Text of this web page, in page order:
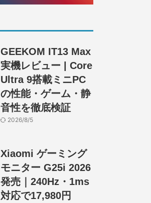
GEEKOM IT13 Max
実機レビュー | Core
Ultra 9搭載ミニPC
の性能・ゲーム・静
音性を徹底検証
2026/8/5
Xiaomi ゲーミング
モニター G25i 2026
発売｜240Hz・1ms
対応で17,980円